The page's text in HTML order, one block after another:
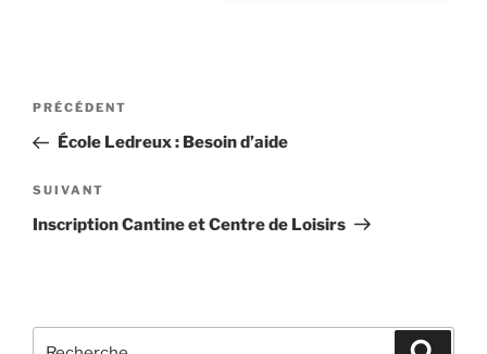
Navigation
l’article
Article
précédent
PRÉCÉDENT
École Ledreux : Besoin d’aide
Article
suivant
SUIVANT
Inscription Cantine et Centre de Loisirs